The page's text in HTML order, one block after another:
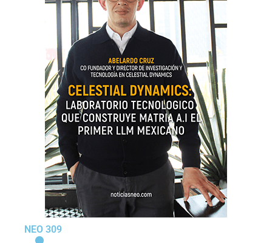
NEO 309